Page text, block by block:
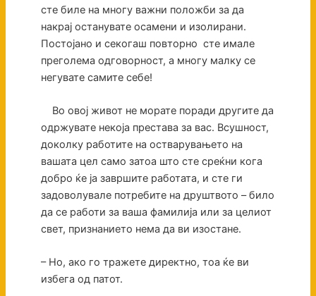
сте биле на многу важни положби за да
накрај останувате осамени и изолирани.
Постојано и секогаш повторно сте имале
преголема одговорност, а многу малку се
негувате самите себе!
Во овој живот не морате поради другите да
одржувате некоја престава за вас. Всушност,
доколку работите на остварувањето на
вашата цел само затоа што сте среќни кога
добро ќе ја завршите работата, и сте ги
задоволувале потребите на друштвото – било
да се работи за ваша фамилија или за целиот
свет, признанието нема да ви изостане.
– Но, ако го тражете директно, тоа ќе ви
избега од патот.